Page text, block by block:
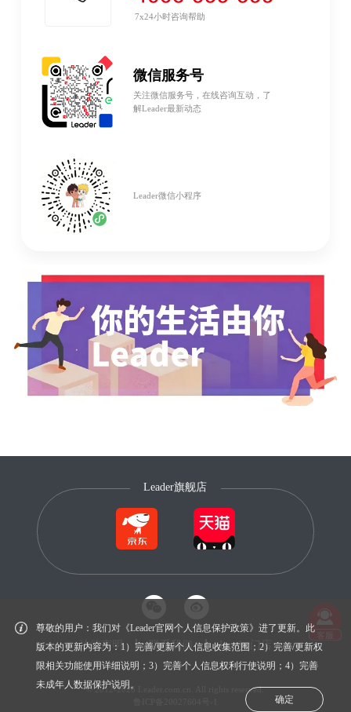
7x24小时咨询帮助
微信服务号
关注微信服务号，在线咨询互动，了
解Leader最新动态
Leader微信小程序
尊敬的用户：我们对《Leader官网个人信息保护政策》进了更新。此
版本的更新内容为：1）完善/更新个人信息收集范围；2）完善/更新权
限相关功能使用详细说明；3）完善个人信息权利行使说明；4）完善
未成年人数据保护说明。
确定
Leader旗舰店
法律声明 联系我们 Leader门店
© 2012-2026 Leader.com.cn. All rights reserved.
客服